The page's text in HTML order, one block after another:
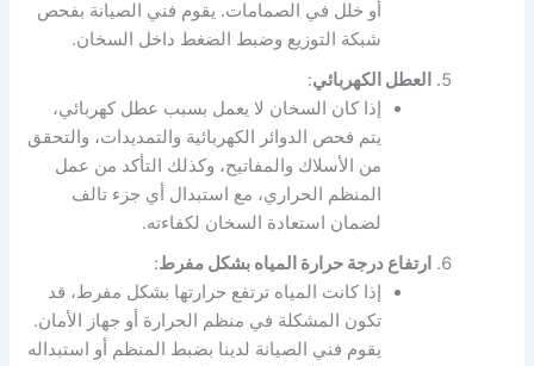
أو خلل في الصمامات. يقوم فني الصيانة بفحص
شبكة التوزيع وضبط الضغط داخل السخان.
العطل الكهربائي:
إذا كان السخان لا يعمل بسبب عطل كهربائي،
يتم فحص الدوائر الكهربائية والتمديدات، والتحقق
من الأسلاك والمفاتيح، وكذلك التأكد من عمل
المنظم الحراري، مع استبدال أي جزء تالف
لضمان استعادة السخان لكفاءته.
ارتفاع درجة حرارة المياه بشكل مفرط:
إذا كانت المياه ترتفع حرارتها بشكل مفرط، قد
تكون المشكلة في منظم الحرارة أو جهاز الأمان.
يقوم فني الصيانة لدينا بضبط المنظم أو استبداله